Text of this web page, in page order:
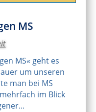
MS
MS« geht es
um unseren
man bei MS
im Blick